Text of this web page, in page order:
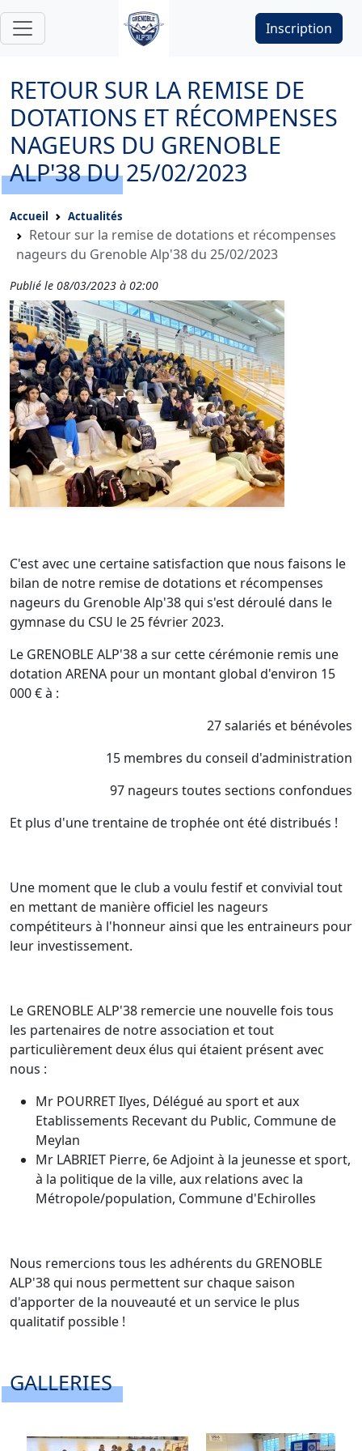
Inscription
RETOUR SUR LA REMISE DE
DOTATIONS ET RÉCOMPENSES
NAGEURS DU GRENOBLE
ALP'38 DU 25/02/2023
Accueil Actualités
Retour sur la remise de dotations et récompenses
nageurs du Grenoble Alp'38 du 25/02/2023
Publié le 08/03/2023 à 02:00
C'est avec une certaine satisfaction que nous faisons le
bilan de notre remise de dotations et récompenses
nageurs du Grenoble Alp'38 qui s'est déroulé dans le
gymnase du CSU le 25 février 2023.
Le GRENOBLE ALP'38 a sur cette cérémonie remis une
dotation ARENA pour un montant global d'environ 15
000 € à :
27 salariés et bénévoles
15 membres du conseil d'administration
97 nageurs toutes sections confondues
Et plus d'une trentaine de trophée ont été distribués !
Une moment que le club a voulu festif et convivial tout
en mettant de manière officiel les nageurs
compétiteurs à l'honneur ainsi que les entraineurs pour
leur investissement.
Le GRENOBLE ALP'38 remercie une nouvelle fois tous
les partenaires de notre association et tout
particulièrement deux élus qui étaient présent avec
nous :
Mr POURRET Ilyes, Délégué au sport et aux
Etablissements Recevant du Public, Commune de
Meylan
Mr LABRIET Pierre, 6e Adjoint à la jeunesse et sport,
à la politique de la ville, aux relations avec la
Métropole/population, Commune d'Echirolles
Nous remercions tous les adhérents du GRENOBLE
ALP'38 qui nous permettent sur chaque saison
d'apporter de la nouveauté et un service le plus
qualitatif possible !
GALLERIES